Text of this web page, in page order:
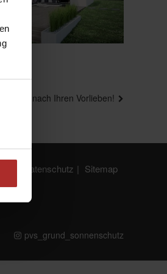
ganz nach Ihren Vorlieben!
Datenschutz
Sitemap
Instagram
pvs_grund_sonnenschutz